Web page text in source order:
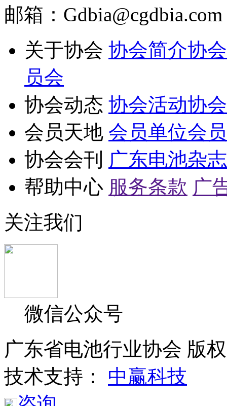
邮箱：Gdbia@cgdbia.com
关于协会 协会简介协
员会
协会动态 协会活动协
会员天地 会员单位会
协会会刊 广东电池杂志
帮助中心 服务条款 广
关注我们
微信公众号
广东省电池行业协会 版
技术支持： 中赢科技